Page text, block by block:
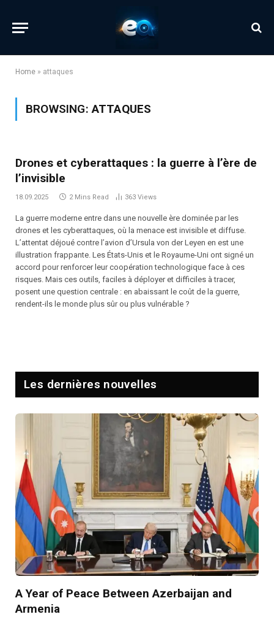
Home » attaques
BROWSING:ATTAQUES
Drones et cyberattaques : la guerre à l’ère de
l’invisible
18.09.2025 2 Mins Read 363 Views
La guerre moderne entre dans une nouvelle ère dominée par les
drones et les cyberattaques, où la menace est invisible et diffuse.
L’attentat déjoué contre l’avion d’Ursula von der Leyen en est une
illustration frappante. Les États-Unis et le Royaume-Uni ont signé un
accord pour renforcer leur coopération technologique face à ces
risques. Mais ces outils, faciles à déployer et difficiles à tracer,
posent une question centrale : en abaissant le coût de la guerre,
rendent-ils le monde plus sûr ou plus vulnérable ?
Les dernières nouvelles
A Year of Peace Between Azerbaijan and
Armenia